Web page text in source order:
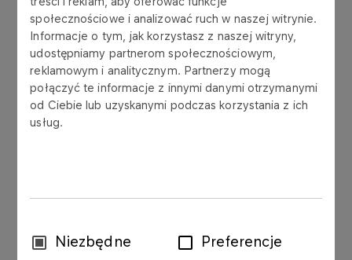
społecznościowe i analizować ruch w naszej witrynie.
Informacje o tym, jak korzystasz z naszej witryny,
udostępniamy partnerom społecznościowym,
reklamowym i analitycznym. Partnerzy mogą
połączyć te informacje z innymi danymi otrzymanymi
od Ciebie lub uzyskanymi podczas korzystania z ich
usług.
WybórNiezbędne Preferencje
Grupa LOTOS S.A. („Spółka”) przekazuje do
publicznej wiadomości wykaz akcjonariuszy
posiadających co najmniej 5% ogólnej liczby
głosach NWZ / Udział w głosach ogółem: